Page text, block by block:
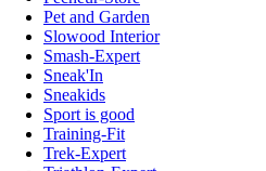
Pet and Garden
Slowood Interior
Smash-Expert
Sneak'In
Sneakids
Sport is good
Training-Fit
Trek-Expert